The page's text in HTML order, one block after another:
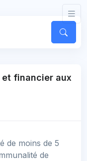
et financier aux
de moins de 5
de